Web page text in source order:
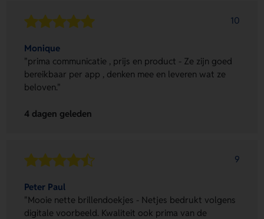
10
Monique
"prima communicatie , prijs en product - Ze zijn goed
bereikbaar per app , denken mee en leveren wat ze
beloven."
4 dagen geleden
9
Peter Paul
"Mooie nette brillendoekjes - Netjes bedrukt volgens
digitale voorbeeld. Kwaliteit ook prima van de